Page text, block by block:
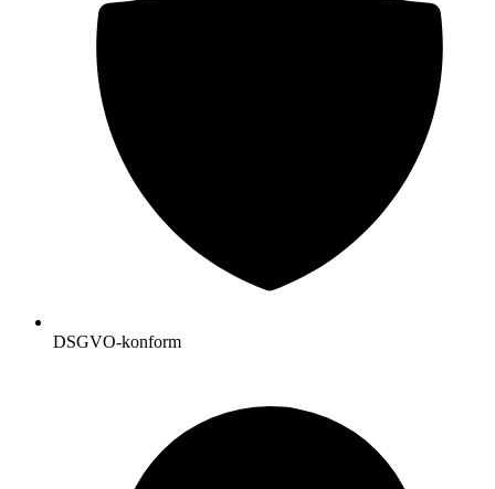
DSGVO-konform